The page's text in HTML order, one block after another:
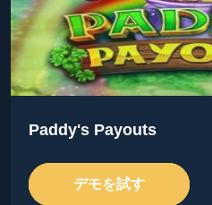
Paddy's Payouts
デモを試す